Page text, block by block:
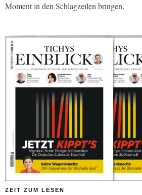
Moment in den Schlagzeilen bringen.
ZEIT ZUM LESEN